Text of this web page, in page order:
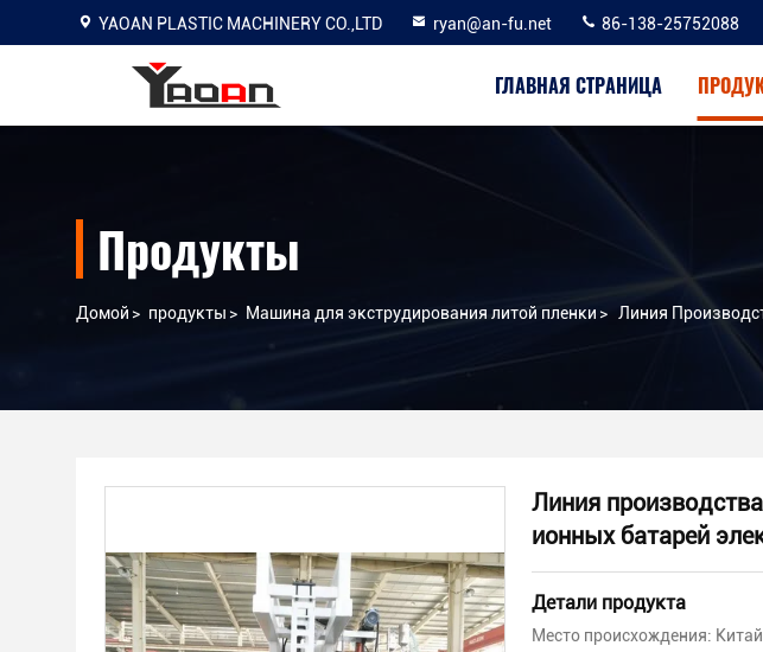
YAOAN PLASTIC MACHINERY CO.,LTD ryan@an-fu.net 86-138-25752088
ГЛАВНАЯ СТРАНИЦА
Продукты
Домой > продукты > Машина для экструдирования литой пленки > Линия
Линия
ионных батарей
Детали продукта
Место происхождения: Китай